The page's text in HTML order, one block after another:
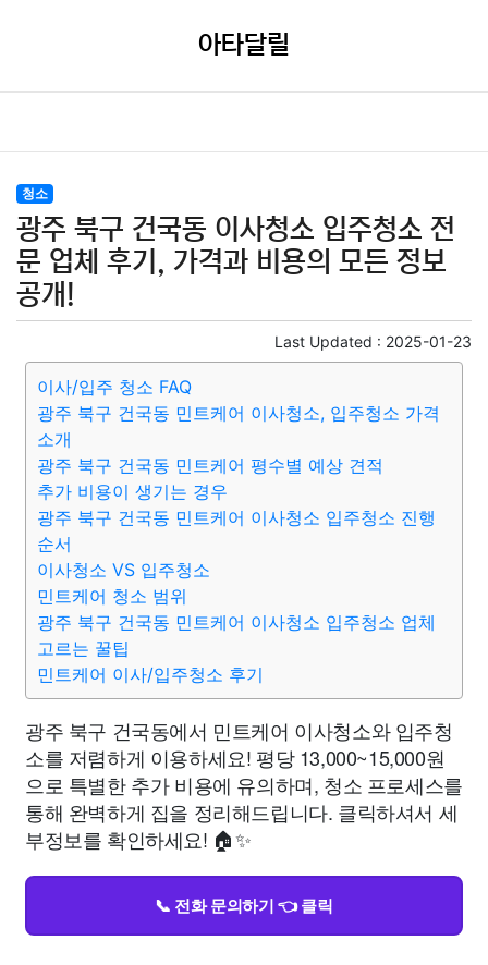
아타달릴
청소
광주 북구 건국동 이사청소 입주청소 전
문 업체 후기, 가격과 비용의 모든 정보
공개!
Last Updated : 2025-01-23
이사/입주 청소 FAQ
광주 북구 건국동 민트케어 이사청소, 입주청소 가격
소개
광주 북구 건국동 민트케어 평수별 예상 견적
추가 비용이 생기는 경우
광주 북구 건국동 민트케어 이사청소 입주청소 진행
순서
이사청소 VS 입주청소
민트케어 청소 범위
광주 북구 건국동 민트케어 이사청소 입주청소 업체
고르는 꿀팁
민트케어 이사/입주청소 후기
광주 북구 건국동에서 민트케어 이사청소와 입주청
소를 저렴하게 이용하세요! 평당 13,000~15,000원
으로 특별한 추가 비용에 유의하며, 청소 프로세스를
통해 완벽하게 집을 정리해드립니다. 클릭하셔서 세
부정보를 확인하세요! 🏠✨
📞 전화 문의하기 👈 클릭